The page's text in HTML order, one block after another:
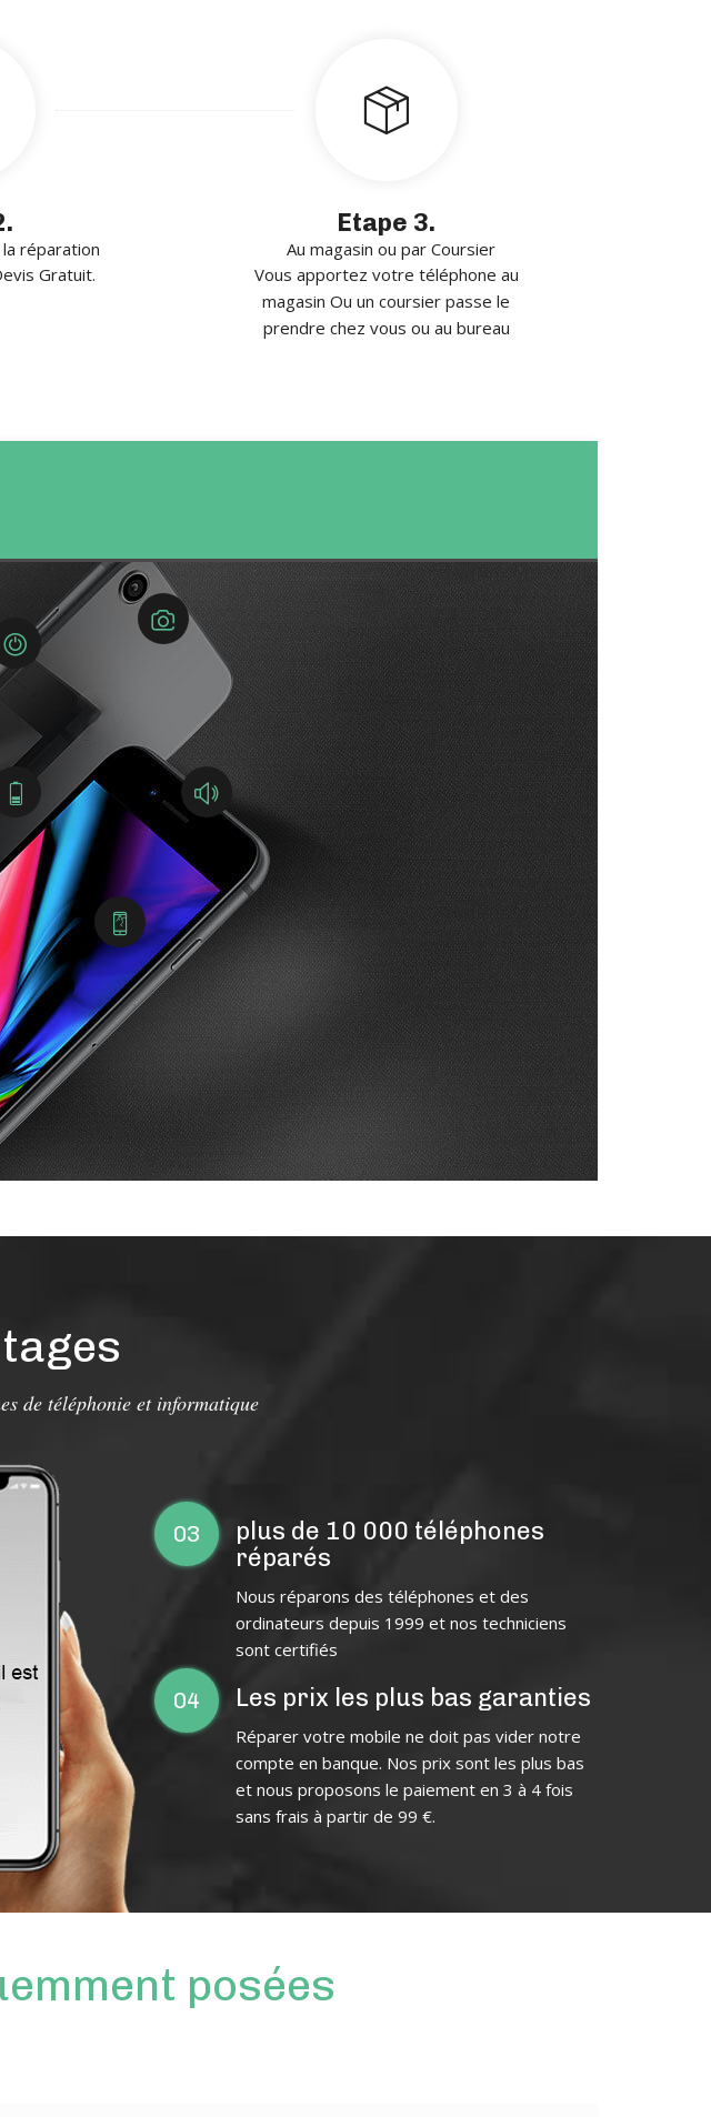
réparation
Gratuit.
Etape 3.
Au magasin ou par Coursier
Vous apportez votre téléphone au
magasin Ou un coursier passe le
prendre chez vous ou au bureau
de téléphonie et informatique
03
plus de 10 000 téléphones
réparés
Nous réparons des téléphones et des
ordinateurs depuis 1999 et nos techniciens
sont certifiés
04 Les prix les plus bas garanties
Réparer votre mobile ne doit pas vider notre
compte en banque. Nos prix sont les plus bas
et nous proposons le paiement en 3 à 4 fois
sans frais à partir de 99 €.
posées